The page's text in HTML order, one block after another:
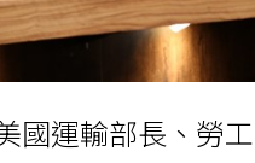
國運輸部長、勞